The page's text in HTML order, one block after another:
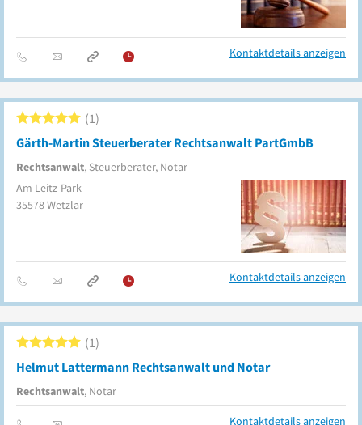
Kontaktdetails anzeigen
Gärth-Martin Steuerberater Rechtsanwalt PartGmbB
Rechtsanwalt, Steuerberater, Notar
1
Am Leitz-Park
35578Wetzlar
Kontaktdetails anzeigen
Helmut Lattermann Rechtsanwalt und Notar
Rechtsanwalt, Notar
1
Kontaktdetails anzeigen